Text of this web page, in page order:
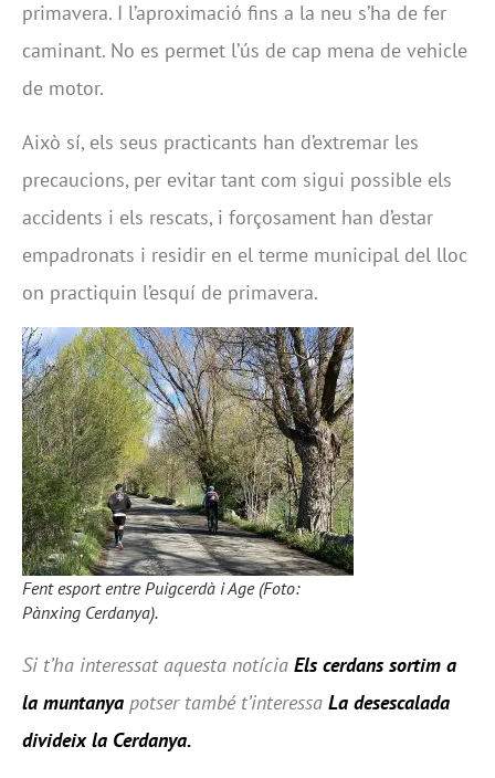
primavera. I l’aproximació fins a la neu s’ha de fer
caminant. No es permet l’ús de cap mena de vehicle
de motor.
Això sí, els seus practicants han d’extremar les
precaucions, per evitar tant com sigui possible els
accidents i els rescats, i forçosament han d’estar
empadronats i residir en el terme municipal del lloc
on practiquin l’esquí de primavera.
Fent esport entre Puigcerdà i Age (Foto:
Pànxing Cerdanya).
Si t’ha interessat aquesta notícia Els cerdans sortim a
la muntanya potser també t’interessa La desescalada
divideix la Cerdanya.